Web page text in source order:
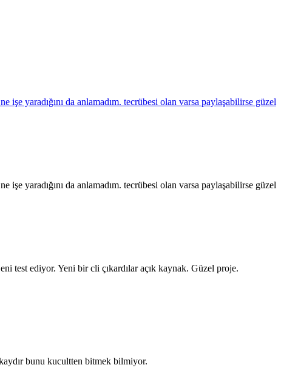
yaradığını da anlamadım. tecrübesi olan varsa paylaşabilirse güzel
yaradığını da anlamadım. tecrübesi olan varsa paylaşabilirse güzel
test ediyor. Yeni bir cli çıkardılar açık kaynak. Güzel proje.
bunu kucultten bitmek bilmiyor.